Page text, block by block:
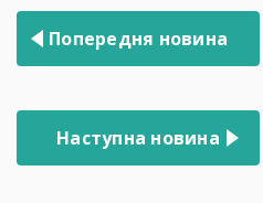
Навігація
записів
Попередня новина
Наступна новина